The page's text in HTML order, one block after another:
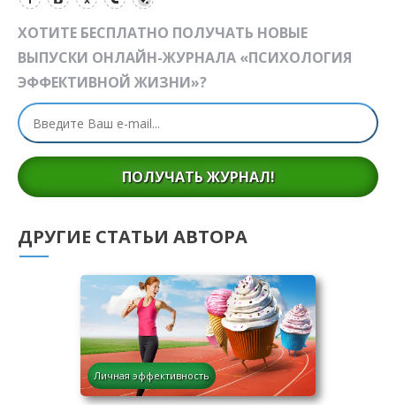
ХОТИТЕ БЕСПЛАТНО ПОЛУЧАТЬ НОВЫЕ
ВЫПУСКИ ОНЛАЙН-ЖУРНАЛА «ПСИХОЛОГИЯ
ЭФФЕКТИВНОЙ ЖИЗНИ»?
ПОЛУЧАТЬ ЖУРНАЛ!
ДРУГИЕ СТАТЬИ АВТОРА
Личная эффективность